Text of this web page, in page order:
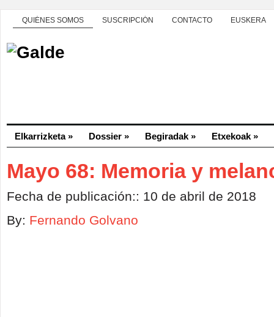
QUIÉNES SOMOS SUSCRIPCIÓN CONTACTO EUSKERA
Elkarrizketa» Dossier » Begiradak » Etxekoak »
Mayo 68: Memoria y
Fecha de publicación:: 10 de abril de 2018
By: Fernando Golvano